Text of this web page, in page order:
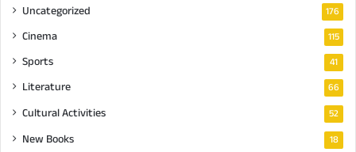
Uncategorized 176
Cinema 115
Sports 41
Literature 66
Cultural Activities 52
New Books 18